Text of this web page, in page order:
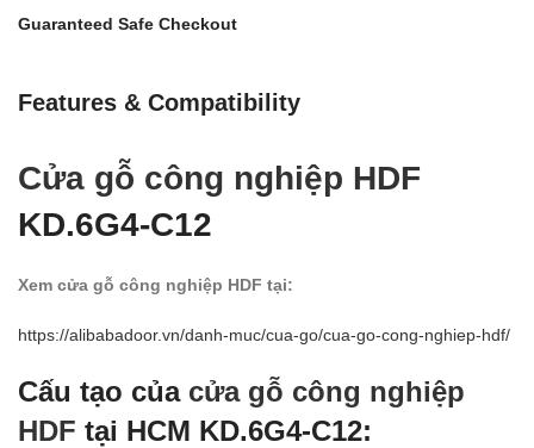
Guaranteed Safe Checkout
Features & Compatibility
Cửa gỗ công nghiệp HDF
KD.6G4-C12
Xem cửa gỗ công nghiệp HDF tại:
https://alibabadoor.vn/danh-muc/cua-go/cua-go-cong-nghiep-hdf/
Cấu tạo của cửa gỗ công nghiệp
HDF tại HCM KD.6G4-C12: